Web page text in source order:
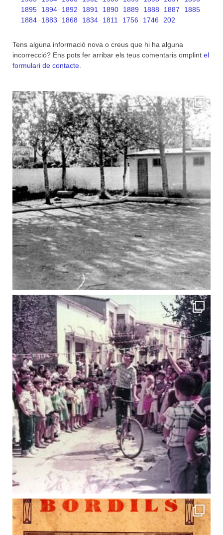
1895
1894 1892 1891 1890 1889 1888 1887
1885
1884
1883 1868 1834 1811 1756 1746 202
Tens alguna informació nova o creus que hi ha alguna
incorrecció? Ens pots fer arribar els teus comentaris omplint el
formulari de contacte